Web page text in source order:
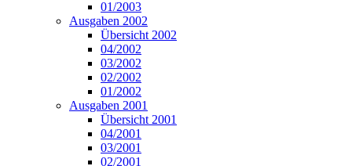
01/2003
Ausgaben 2002
Übersicht 2002
04/2002
03/2002
02/2002
01/2002
Ausgaben 2001
Übersicht 2001
04/2001
03/2001
02/2001